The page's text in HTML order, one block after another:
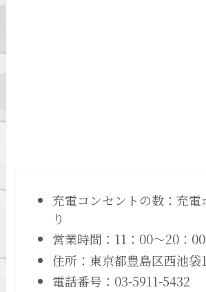
充電コンセントの数：充電
り
営業時間：11：00～20：00
住所：東京都豊島区西池袋
電話番号：03-5911-5432